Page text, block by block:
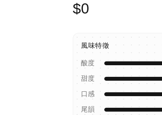
$0
風味特徵
酸度
甜度
口感
尾韻